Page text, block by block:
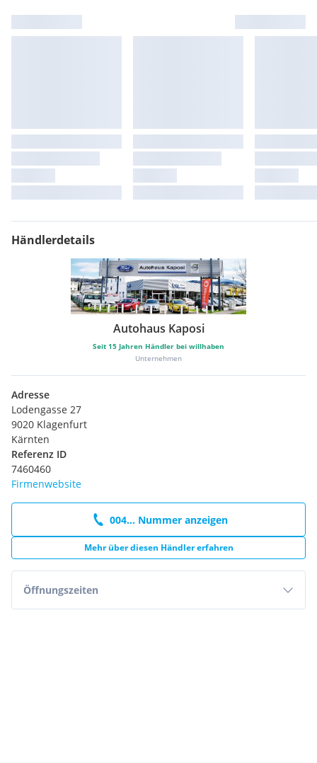
Händlerdetails
Autohaus Kaposi
Seit 15 Jahren Händler bei willhaben
Unternehmen
Adresse
Lodengasse 27
9020 Klagenfurt
Kärnten
Referenz ID
7460460
Firmenwebsite
004... Nummer anzeigen
Mehr über diesen Händler erfahren
Öffnungszeiten